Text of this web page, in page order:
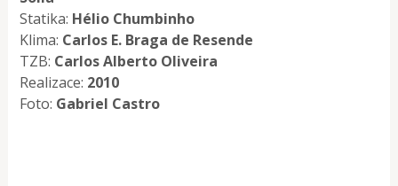
Statika: Hélio Chumbinho
Klima: Carlos E. Braga de Resende
TZB: Carlos Alberto Oliveira
Realizace: 2010
Foto: Gabriel Castro